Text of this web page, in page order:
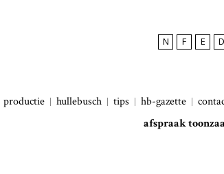
N F E D
productie hullebusch tips hb-gazette
afspraak